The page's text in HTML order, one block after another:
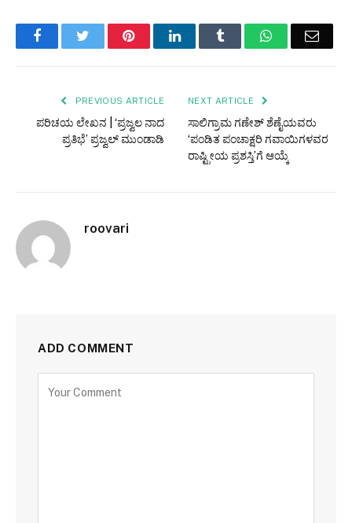
FacebookTwitter PinterestLinkedInTumblr WhatsAppEmail
PREVIOUS ARTICLE
ಪರಿಚಯ ಲೇಖನ | ‘ಪ್ರಜ್ವಲ ನಾದ
ಪ್ರತಿಭೆ’ ಪ್ರಜ್ವಲ್ ಮುಂಡಾಡಿ
NEXT ARTICLE
ಸಾಲಿಗ್ರಾಮ ಗಣೇಶ್ ಶೆಣೈಯವರು
‘ಪಂಡಿತ ಪಂಚಾಕ್ಷರಿ ಗವಾಯಿಗಳವರ
ರಾಷ್ಟ್ರೀಯ ಪ್ರಶಸ್ತಿ’ಗೆ ಆಯ್ಕೆ
roovari
ADD COMMENT